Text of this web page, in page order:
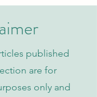
published
are for
only and